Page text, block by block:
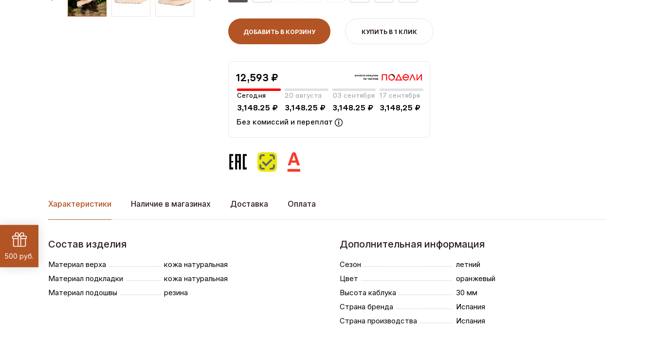
ДОБАВИТЬ В КОРЗИНУ КУПИТЬ В 1 КЛИК
12,593 ₽
Сегодня
3,148.25 ₽
20 августа
3,148.25 ₽
03 сентября
3,148.25 ₽
17 сентября
3,148,25 ₽
Без комиссий и переплат
Характеристики Наличие в магазинах Доставка Оплата
Состав изделия
Материал верха
кожа натуральная
Материал подкладки
кожа натуральная
Материал подошвы
резина
Дополнительная информация
Сезон
летний
Цвет
оранжевый
Высота каблука
30 мм
Страна бренда
Испания
Страна производства
Испания
500 руб.